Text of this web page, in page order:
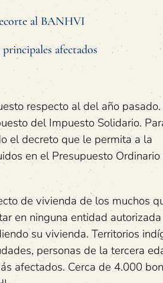
al BANHVI
afectados
respecto al del año pasado.
del Impuesto Solidario.
el decreto que le permita a la
en el Presupuesto
de vivienda de los muchos
en ninguna entidad autorizada
su vivienda. Territorios
personas de la tercera
afectados. Cerca de 4.000